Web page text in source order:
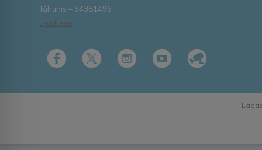
Tālrunis – 64381496
E-adrese